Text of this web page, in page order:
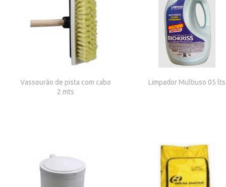
Vassourão de pista com cabo
2 mts
Limpador Multiuso 05 lts